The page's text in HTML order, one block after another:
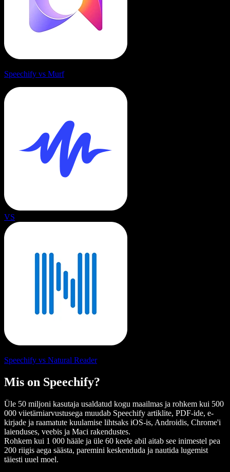
Speechify vs Murf
VS
Speechify vs Natural Reader
Mis on Speechify?
Üle 50 miljoni kasutaja usaldatud kogu maailmas ja rohkem kui 500
000 viietärniarvustusega muudab Speechify artiklite, PDF-ide, e-
kirjade ja raamatute kuulamise lihtsaks iOS-is, Androidis, Chrome'i
laienduses, veebis ja Maci rakendustes.
Rohkem kui 1 000 hääle ja üle 60 keele abil aitab see inimestel pea
200 riigis aega säästa, paremini keskenduda ja nautida lugemist
täiesti uuel moel.